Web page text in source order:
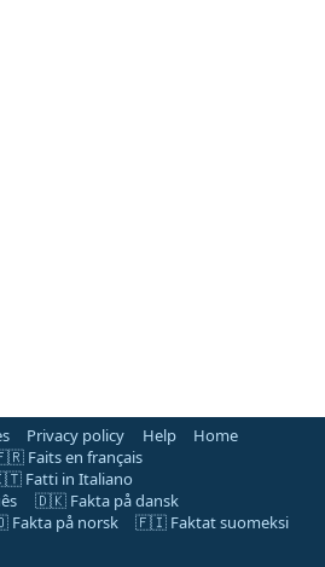
Privacy policy Help
Home
Faits en français
Fatti in Italiano
🇩🇰 Fakta på dansk
på norsk
🇫🇮 Faktat suomeksi